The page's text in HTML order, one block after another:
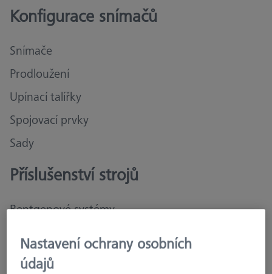
Konfigurace snímačů
Snímače
Prodloužení
Upínací talířky
Spojovací prvky
Sady
Příslušenství strojů
Rentgenové systémy
Souřadnicové měřicí stroje
Nastavení ochrany osobních
údajů